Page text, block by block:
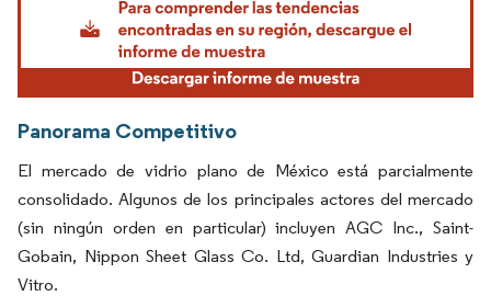
Panorama Competitivo
El mercado de vidrio plano de México está parcialmente
consolidado. Algunos de los principales actores del mercado
(sin ningún orden en particular) incluyen AGC Inc., Saint-
Gobain, Nippon Sheet Glass Co. Ltd, Guardian Industries y
Vitro.